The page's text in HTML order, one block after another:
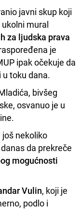
javni skup koji
mural
za ljudska prava
je
ipak očekuje da
toku dana.
bivšeg
osvanuo je u
nekoliko
da prekreče
mogućnosti
Vulin, koji je
podlo i